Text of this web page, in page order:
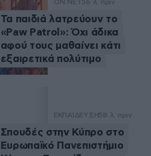
Τα παιδιά λατρεύουν το
«Paw Patrol»: Όχι άδικα
αφού τους μαθαίνει κάτι
εξαιρετικά πολύτιμο
ΕΚΠΑΙΔΕΥΣΗ58 λ. πριν
Σπουδές στην Κύπρο στο
Ευρωπαϊκό Πανεπιστήμιο